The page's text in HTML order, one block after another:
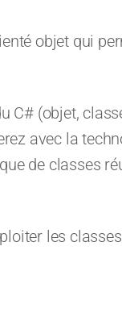
objet qui
C# (objet,
avec la
de classes
les